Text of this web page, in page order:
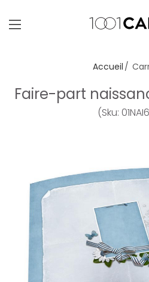
Accueil
Faire-part
(Sku: